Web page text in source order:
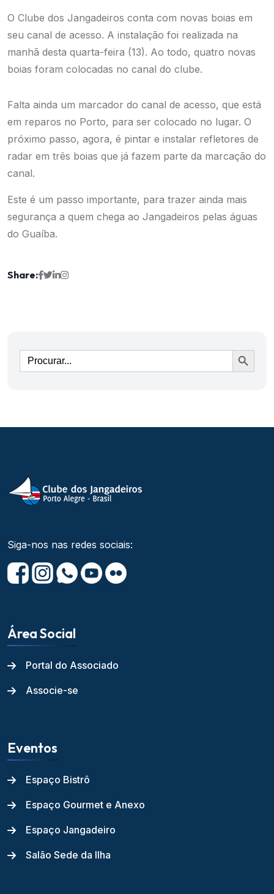
O Clube dos Jangadeiros conta com novas boias em
seu canal de acesso. A instalação foi realizada na
manhã desta quarta-feira (13). Ao todo, quatro novas
boias foram colocadas no canal do clube.
Falta ainda um marcador do canal de acesso, que está
em reparos no Porto, para ser colocado no lugar. O
próximo passo, agora, é pintar e instalar refletores de
radar em três boias que já fazem parte da marcação do
canal.
Este é um passo importante, para trazer ainda mais
segurança a quem chega ao Jangadeiros pelas águas
do Guaíba.
Share:
Ir
Siga-nos nas redes sociais:
Área Social
Portal do Associado
Associe-se
Eventos
Espaço Bistrô
Espaço Gourmet e Anexo
Espaço Jangadeiro
Salão Sede da Ilha